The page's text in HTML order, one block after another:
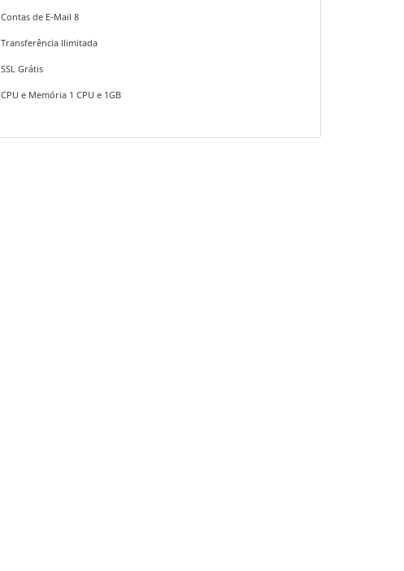
Contas de E-Mail 8
Transferência Ilimitada
SSL Grátis
CPU e Memória 1 CPU e 1GB